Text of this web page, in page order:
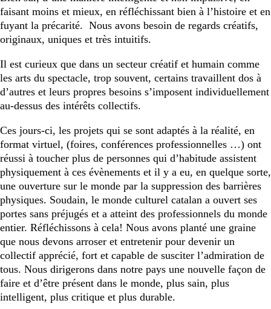
faisant moins et mieux, en réfléchissant bien à l’histoire et en
fuyant la précarité. Nous avons besoin de regards créatifs,
originaux, uniques et très intuitifs.
Il est curieux que dans un secteur créatif et humain comme
les arts du spectacle, trop souvent, certains travaillent dos à
d’autres et leurs propres besoins s’imposent individuellement
au-dessus des intérêts collectifs.
Ces jours-ci, les projets qui se sont adaptés à la réalité, en
format virtuel, (foires, conférences professionnelles …) ont
réussi à toucher plus de personnes qui d’habitude assistent
physiquement à ces évènements et il y a eu, en quelque sorte,
une ouverture sur le monde par la suppression des barrières
physiques. Soudain, le monde culturel catalan a ouvert ses
portes sans préjugés et a atteint des professionnels du monde
entier. Réfléchissons à cela! Nous avons planté une graine
que nous devons arroser et entretenir pour devenir un
collectif apprécié, fort et capable de susciter l’admiration de
tous. Nous dirigerons dans notre pays une nouvelle façon de
faire et d’être présent dans le monde, plus sain, plus
intelligent, plus critique et plus durable.